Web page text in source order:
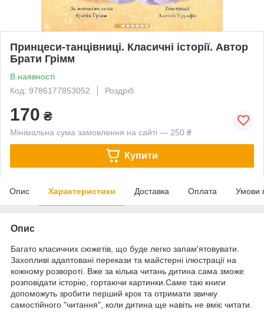
Принцеси-танцівниці. Класичні історії. Автор
Брати Грімм
В наявності
Код: 9786177853052
Роздріб
170 ₴
Мінімальна сума замовлення на сайті — 250 ₴
Купити
Опис Характеристики Доставка Оплата Умови
Опис
Багато класичних сюжетів, що буде легко запам'ятовувати.
Захопливі адаптовані перекази та майстерні ілюстрації на
кожному розвороті. Вже за кілька читань дитина сама зможе
розповідати історію, гортаючи картинки.Саме такі книги
допоможуть зробити перший крок та отримати звичку
самостійного "читання", коли дитина ще навіть не вміє читати.